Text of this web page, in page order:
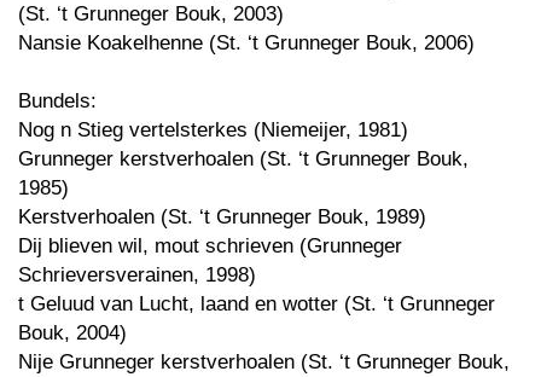
(St. ‘t Grunneger Bouk, 2003)
Nansie Koakelhenne (St. ‘t Grunneger Bouk, 2006)
Bundels:
Nog n Stieg vertelsterkes (Niemeijer, 1981)
Grunneger kerstverhoalen (St. ‘t Grunneger Bouk,
1985)
Kerstverhoalen (St. ‘t Grunneger Bouk, 1989)
Dij blieven wil, mout schrieven (Grunneger
Schrieversverainen, 1998)
t Geluud van Lucht, laand en wotter (St. ‘t Grunneger
Bouk, 2004)
Nije Grunneger kerstverhoalen (St. ‘t Grunneger Bouk,